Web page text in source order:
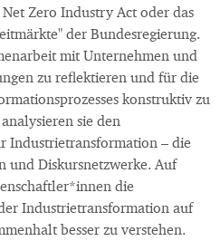
Zero Industry Act oder das
der Bundesregierung.
mit Unternehmen und
zu reflektieren und für die
konstruktiv zu
sie den
Industrietransformation – die
und Diskursnetzwerke. Auf
die
Industrietransformation auf
besser zu verstehen.